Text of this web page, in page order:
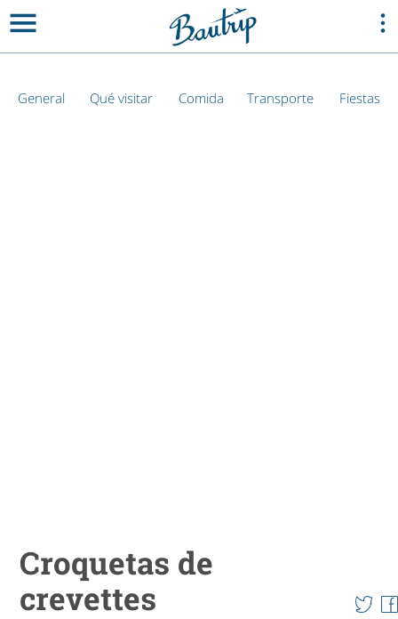
General Qué visitar Comida Transporte Fiestas
Croquetas de
crevettes